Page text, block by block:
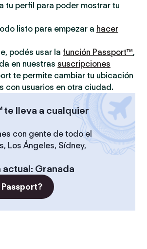
tu perfil para poder mostrar tu
listo para empezar a hacer
podés usar la función Passport™,
en nuestras suscripciones
te permite cambiar tu ubicación
con usuarios en otra ciudad.
te lleva a cualquier
con gente de todo el
Los Ángeles, Sídney,
actual: Granada
Passport?